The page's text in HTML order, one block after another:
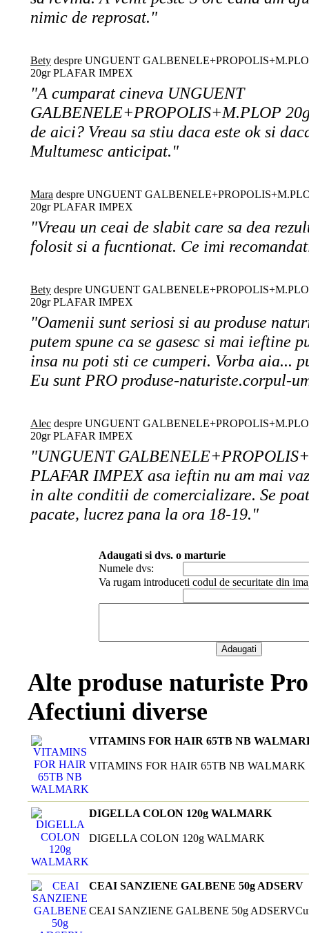
nimic de reprosat."
Bety despre UNGUENT
20gr PLAFAR IMPEX
"A cumparat cineva UNGUENT
GALBENELE+PROPOLIS+M.PLOP
de aici? Vreau sa stiu daca este ok si
Multumesc anticipat."
Mara despre UNGUENT
20gr PLAFAR IMPEX
"Vreau un ceai de slabit care sa dea
folosit si a fucntionat. Ce imi
Bety despre UNGUENT
20gr PLAFAR IMPEX
"Oamenii sunt seriosi si au produse
putem spune ca se gasesc si mai ieftine
insa nu poti sti ce cumperi. Vorba aia...
Eu sunt PRO produse-naturiste.corpul-
Alec despre UNGUENT
20gr PLAFAR IMPEX
"UNGUENT
PLAFAR IMPEX asa ieftin nu am mai
in alte conditii de comercializare. Se
pacate, lucrez pana la ora 18-19."
Adaugati si dvs. o marturie
Numele dvs:
Va rugam introduceti codul de securitate din
Alte produse naturiste
Afectiuni diverse
VITAMINS FOR HAIR 65TB NB
VITAMINS FOR HAIR 65TB NB WALMARK
DIGELLA COLON 120g WALMARK
DIGELLA COLON 120g WALMARK
CEAI SANZIENE GALBENE 50g ADSERV
CEAI SANZIENE GALBENE 50g